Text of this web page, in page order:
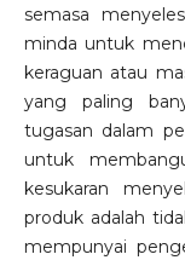
semasa
minda untuk
keraguan atau
yang paling
tugasan dalam
untuk
kesukaran
produk adalah
mempunyai